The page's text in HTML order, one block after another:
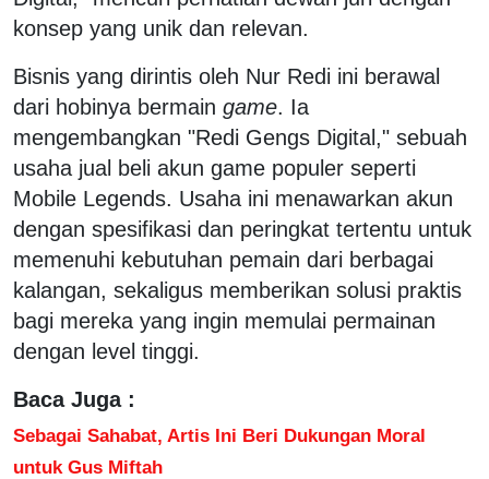
konsep yang unik dan relevan.
Bisnis yang dirintis oleh Nur Redi ini berawal
dari hobinya bermain game. Ia
mengembangkan "Redi Gengs Digital," sebuah
usaha jual beli akun game populer seperti
Mobile Legends. Usaha ini menawarkan akun
dengan spesifikasi dan peringkat tertentu untuk
memenuhi kebutuhan pemain dari berbagai
kalangan, sekaligus memberikan solusi praktis
bagi mereka yang ingin memulai permainan
dengan level tinggi.
Baca Juga :
Sebagai Sahabat, Artis Ini Beri Dukungan Moral
untuk Gus Miftah